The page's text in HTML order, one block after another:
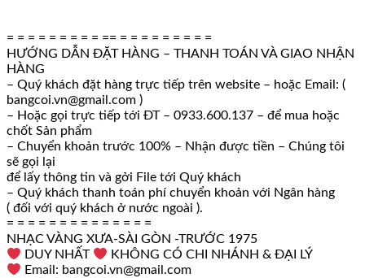
= = = = = = = = = == = = = = = = = = =
HƯỚNG DẪN ĐẶT HÀNG – THANH TOÁN VÀ GIAO NHẬN
HÀNG
– Quý khách đặt hàng trực tiếp trên website – hoặc Email: (
bangcoi.vn@gmail.com )
– Hoặc gọi trực tiếp tới ĐT – 0933.600.137 – để mua hoặc
chốt Sản phẩm
– Chuyển khoản trước 100% – Nhận được tiền – Chúng tôi
sẽ gọi lại
để lấy thông tin và gởi File tới Quý khách
– Quý khách thanh toán phí chuyển khoản với Ngân hàng
( đối với quý khách ở nước ngoài ).
= = = = = = = = = = = = = =
NHẠC VÀNG XƯA-SÀI GÒN -TRƯỚC 1975
DUY NHẤT
KHÔNG CÓ CHI NHÁNH & ĐẠI LÝ
Email: bangcoi.vn@gmail.com